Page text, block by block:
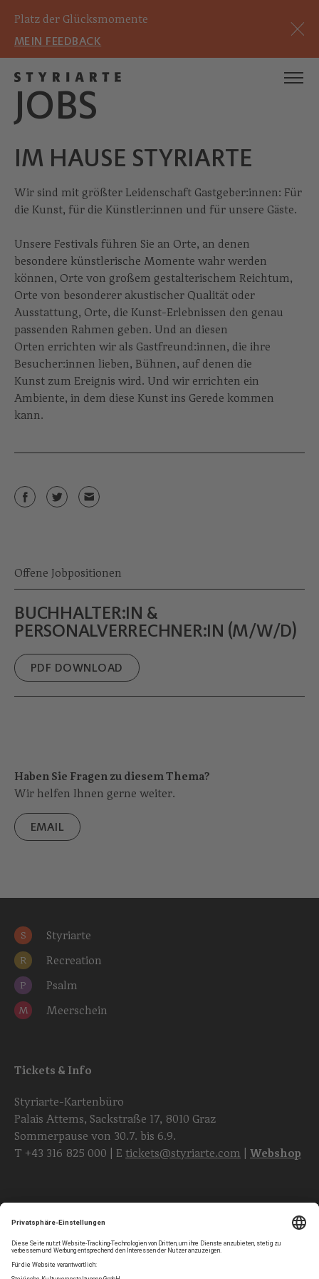
Platz der Glücksmomente
MEIN FEEDBACK
JOBS
IM HAUSE STYRIARTE
Wir sind mit größter Leidenschaft Gastgeber:innen: Für
die Kunst, für die Künstler:innen und für unsere Gäste.
Unsere Festivals führen Sie an Orte, an denen
besondere künstlerische Momente wahr werden
können, Orte von großem gestalterischem Reichtum,
Orte von besonderer akustischer Qualität oder
Ausstattung, Orte, die Kunst-Erlebnissen den genau
passenden Rahmen geben. Und an diesen
Orten errichten wir als Gastfreund:innen, die ihre
Besucher:innen lieben, Bühnen, auf denen die
Kunst zum Ereignis wird. Und wir errichten ein
Ambiente, in dem diese Kunst ins Gerede kommen
kann.
Offene Jobpositionen
BUCHHALTER:IN &
PERSONALVERRECHNER:IN (M/W/D)
PDF DOWNLOAD
Haben Sie Fragen zu diesem Thema?
Wir helfen Ihnen gerne weiter.
EMAIL
S Styriarte
R Recreation
P Psalm
M Meerschein
Tickets & Info
Styriarte-Kartenbüro
Palais Attems, Sackstraße 17, 8010 Graz
Sommerpause von 30.7. bis 6.9.
T +43 316 825 000 | E tickets@styriarte.com Webshop